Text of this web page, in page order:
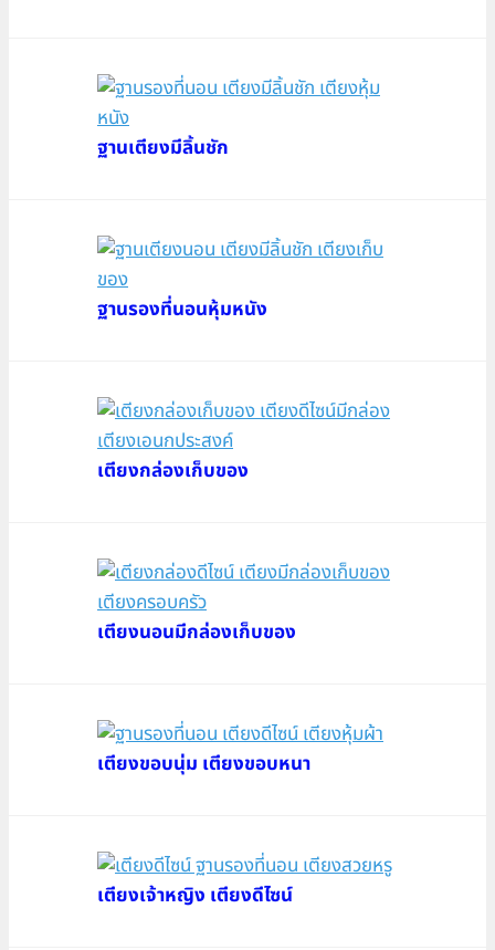
ฐานเตียงมีลิ้นชัก
ฐานรองที่นอนหุ้มหนัง
เตียงกล่องเก็บของ
เตียงนอนมีกล่องเก็บของ
เตียงขอบนุ่ม เตียงขอบหนา
เตียงเจ้าหญิง เตียงดีไซน์